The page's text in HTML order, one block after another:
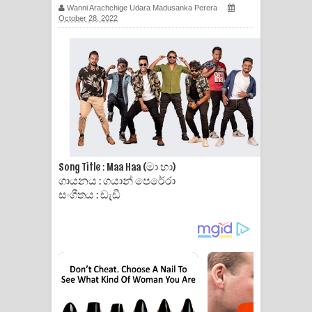
ගීතයේ පද පෙළ
ගීතයේ පද පෙළ
Hoda sihiyen Song Lyrics - හොද
සිහියෙන් ගීතයේ පද පෙළ
Awanken Song Lyrics - අවංකෙන්
ගීතයේ පද පෙළ
Pa Sina Song Lyrics - පෑ සිනා ගීතයේ
Pemwanthiye Song Lyrics -
පෙම්වන්තියේ ගීතයේ පද පෙළ
Wanni Arachchige Udara Madusanka Perera
October 28, 2022
Song Title : Maa Haa (මා හා)
ගායනය : ගයාන් පෙරේරා
සංගීතය : ඩැඩී